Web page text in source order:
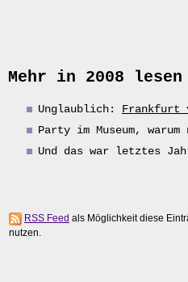
Mehr in 2008 lesen
Unglaublich: Frankfurt
Party im Museum,
Und das war letztes
RSS Feed als Möglichkeit diese
nutzen.